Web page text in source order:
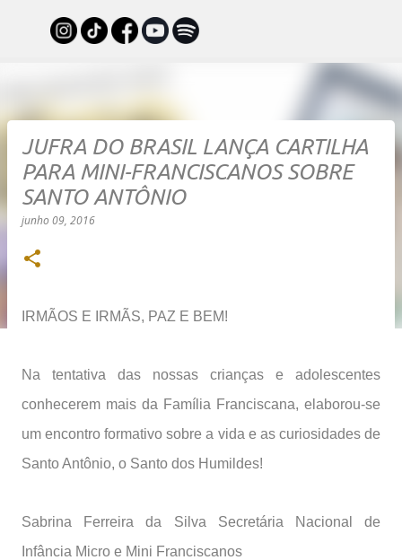
Pular para o conteúdo principal
JUFRA DO BRASIL LANÇA CARTILHA
PARA MINI-FRANCISCANOS SOBRE
SANTO ANTÔNIO
junho 09, 2016
IRMÃOS E IRMÃS, PAZ E BEM!
Na tentativa das nossas crianças e adolescentes
conhecerem mais da Família Franciscana, elaborou-se
um encontro formativo sobre a vida e as curiosidades de
Santo Antônio, o Santo dos Humildes!
Sabrina Ferreira da Silva Secretária Nacional de
Infância Micro e Mini Franciscanos